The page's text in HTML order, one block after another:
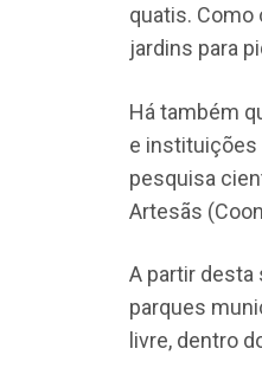
quatis. Como
jardins para
Há também
e instituições
pesquisa
Artesãs
A partir desta
parques
livre, dentro